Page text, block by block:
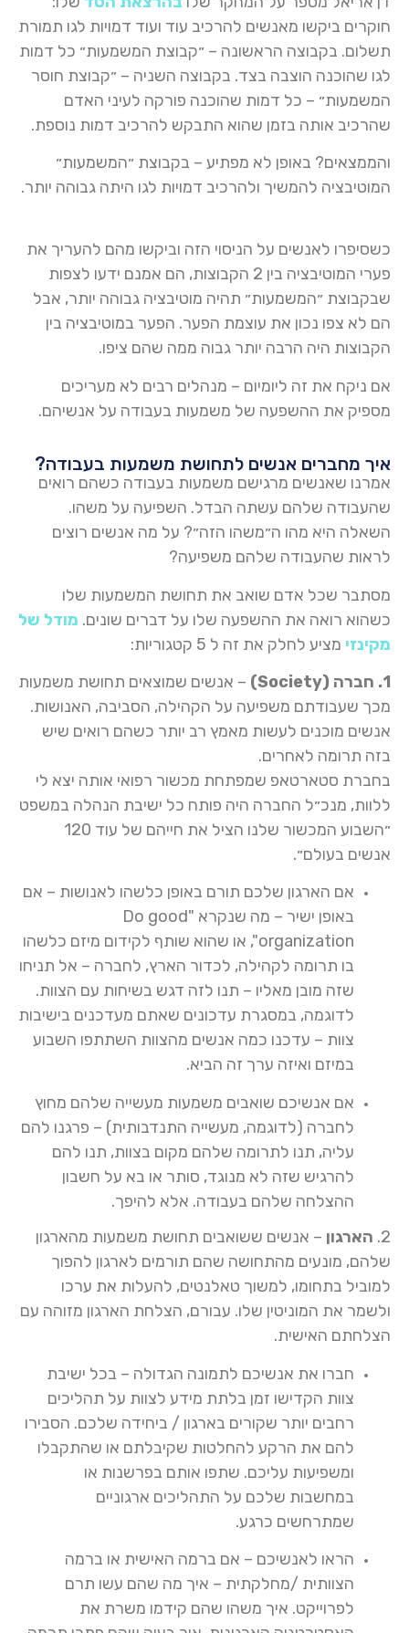
חוקרים ביקשו מאנשים להרכיב עוד ועוד דמויות לגו תמורת
תשלום. בקבוצה הראשונה – ״קבוצת המשמעות״ כל דמות
לגו שהוכנה הוצבה בצד. בקבוצה השניה – ״קבוצת חוסר
המשמעות״ – כל דמות שהוכנה פורקה לעיני האדם
שהרכיב אותה בזמן שהוא התבקש להרכיב דמות נוספת.
והממצאים? באופן לא מפתיע – בקבוצת ״המשמעות״
המוטיבציה להמשיך ולהרכיב דמויות לגו היתה גבוהה יותר.
כשסיפרו לאנשים על הניסוי הזה וביקשו מהם להעריך את
פערי המוטיבציה בין 2 הקבוצות, הם אמנם ידעו לצפות
שבקבוצת ״המשמעות״ תהיה מוטיבציה גבוהה יותר, אבל
הם לא צפו נכון את עוצמת הפער. הפער במוטיבציה בין
הקבוצות היה הרבה יותר גבוה ממה שהם ציפו.
אם ניקח את זה ליומיום – מנהלים רבים לא מעריכים
מספיק את ההשפעה של משמעות בעבודה על אנשיהם.
איך מחברים אנשים לתחושת משמעות בעבודה?
אמרנו שאנשים מרגישם משמעות בעבודה כשהם רואים
שהעבודה שלהם עשתה הבדל. השפיעה על משהו.
השאלה היא מהו ה״משהו הזה״? על מה אנשים רוצים
לראות שהעבודה שלהם משפיעה?
מסתבר שכל אדם שואב את תחושת המשמעות שלו
כשהוא רואה את ההשפעה שלו על דברים שונים. מודל של
מקינזי מציע לחלק את זה ל 5 קטגוריות:
1. חברה (
Society
) – אנשים שמוצאים תחושת משמעות
מכך שעבודתם משפיעה על הקהילה, הסביבה, האנושות.
אנשים מוכנים לעשות מאמץ רב יותר כשהם רואים שיש
בזה תרומה לאחרים.
בחברת סטארטאפ שמפתחת מכשור רפואי אותה יצא לי
ללוות, מנכ״ל החברה היה פותח כל ישיבת הנהלה במשפט
״השבוע המכשור שלנו הציל את חייהם של עוד 120
אנשים בעולם״.
אם הארגון שלכם תורם באופן כלשהו לאנושות – אם
באופן ישיר – מה שנקרא "Do good
organization", או שהוא שותף לקידום מיזם כלשהו
בו תרומה לקהילה, לכדור הארץ, לחברה – אל תניחו
שזה מובן מאליו – תנו לזה דגש בשיחות עם הצוות.
לדוגמה, במסגרת עדכונים שאתם מעדכנים בישיבות
צוות – עדכנו כמה אנשים מהצוות השתתפו השבוע
במיזם ואיזה ערך זה הביא.
אם אנשיכם שואבים משמעות מעשייה שלהם מחוץ
לחברה (לדוגמה, מעשייה התנדבותית) – פרגנו להם
עליה, תנו לתרומה שלהם מקום בצוות, תנו להם
להרגיש שזה לא מנוגד, סותר או בא על חשבון
ההצלחה שלהם בעבודה. אלא להיפך.
2. הארגון – אנשים ששואבים תחושת משמעות מהארגון
שלהם, מונעים מהתחושה שהם תורמים לארגון להפוך
למוביל בתחומו, למשוך טאלנטים, להעלות את ערכו
ולשמר את המוניטין שלו. עבורם, הצלחת הארגון מזוהה עם
הצלחתם האישית.
חברו את אנשיכם לתמונה הגדולה – בכל ישיבת
צוות הקדישו זמן בלתת מידע לצוות על תהליכים
רחבים יותר שקורים בארגון / ביחידה שלכם. הסבירו
להם את הרקע להחלטות שקיבלתם או שהתקבלו
ומשפיעות עליכם. שתפו אותם בפרשנות או
במחשבות שלכם על התהליכים ארגוניים
שמתרחשים כרגע.
הראו לאנשיכם – אם ברמה האישית או ברמה
הצוותית /מחלקתית – איך מה שהם עשו תרם
לפרוייקט. איך משהו שהם קידמו משרת את